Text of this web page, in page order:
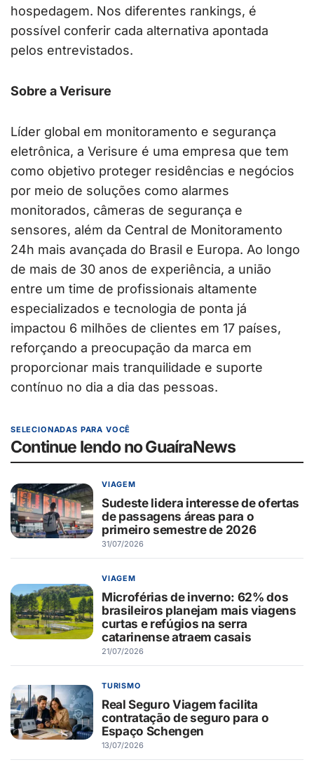
hospedagem. Nos diferentes rankings, é
possível conferir cada alternativa apontada
pelos entrevistados.
Sobre a Verisure
Líder global em monitoramento e segurança
eletrônica, a Verisure é uma empresa que tem
como objetivo proteger residências e negócios
por meio de soluções como alarmes
monitorados, câmeras de segurança e
sensores, além da Central de Monitoramento
24h mais avançada do Brasil e Europa. Ao longo
de mais de 30 anos de experiência, a união
entre um time de profissionais altamente
especializados e tecnologia de ponta já
impactou 6 milhões de clientes em 17 países,
reforçando a preocupação da marca em
proporcionar mais tranquilidade e suporte
contínuo no dia a dia das pessoas.
SELECIONADAS PARA VOCÊ
Continue lendo no GuaíraNews
VIAGEM
Sudeste lidera interesse de ofertas
de passagens áreas para o
primeiro semestre de 2026
31/07/2026
VIAGEM
Microférias de inverno: 62% dos
brasileiros planejam mais viagens
curtas e refúgios na serra
catarinense atraem casais
21/07/2026
TURISMO
Real Seguro Viagem facilita
contratação de seguro para o
Espaço Schengen
13/07/2026